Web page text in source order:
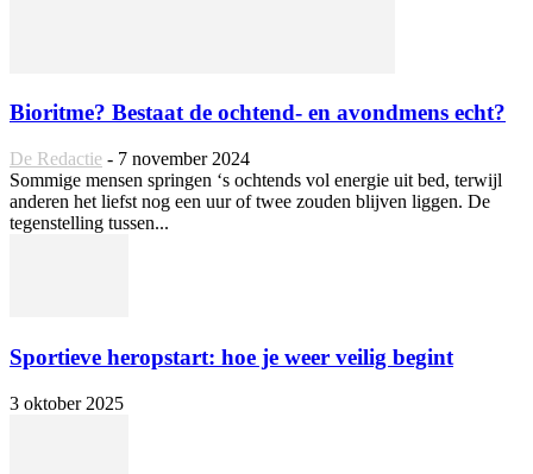
Bioritme? Bestaat de ochtend- en avondmens echt?
De Redactie - 7 november 2024
Sommige mensen springen ‘s ochtends vol energie uit bed, terwijl
anderen het liefst nog een uur of twee zouden blijven liggen. De
tegenstelling tussen...
Sportieve heropstart: hoe je weer veilig begint
3 oktober 2025